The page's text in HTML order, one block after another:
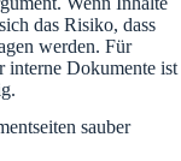
das Risiko, dass
werden. Für
interne Dokumente ist
sauber